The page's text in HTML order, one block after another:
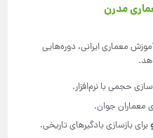
مدرن
معماری ایرانی، دوره‌هایی
حجمی با نرم‌افزار.
معماران جوان.
برای بازسازی بادگیرهای تاریخی.